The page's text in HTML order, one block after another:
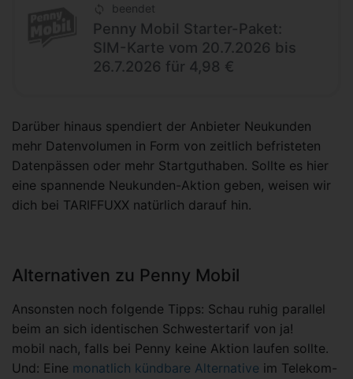
beendet
Penny Mobil Starter-Paket:
SIM-Karte vom 20.7.2026 bis
26.7.2026 für 4,98 €
Darüber hinaus spendiert der Anbieter Neukunden
mehr Datenvolumen in Form von zeitlich befristeten
Datenpässen oder mehr Startguthaben. Sollte es hier
eine spannende Neukunden-Aktion geben, weisen wir
dich bei TARIFFUXX natürlich darauf hin.
Alternativen zu Penny Mobil
Ansonsten noch folgende Tipps: Schau ruhig parallel
beim an sich identischen Schwestertarif von ja!
mobil nach, falls bei Penny keine Aktion laufen sollte.
Und: Eine monatlich kündbare Alternative im Telekom-